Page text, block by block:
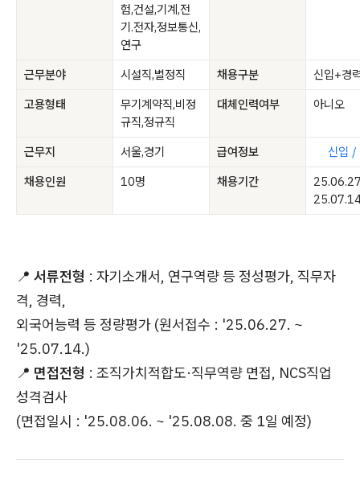
험,건설,기계,전
기.전자,정보통신,
연구
근무분야 시설직,별정직 채용구분
신입+경
고용형태
무기계약직,비정
규직,정규직
대체인력여부 아니오
근무지 서울,경기 급여정보
신입 /
채용인원
10명 채용기간
📍 서류전형 : 자기소개서, 연구역량 등 정성평가, 직무자
격, 경력,
외국어능력 등 정량평가 (원서접수 : '25.06.27. ~
'25.07.14.)
📍 면접전형 : 조직가치적합도·직무역량 면접, NCS직업
성격검사
(면접일시 : '25.08.06. ~ '25.08.08. 중 1일 예정)